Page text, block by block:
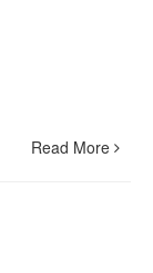
Read More